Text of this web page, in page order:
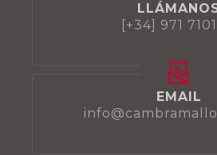
[+34] 971
EMAIL